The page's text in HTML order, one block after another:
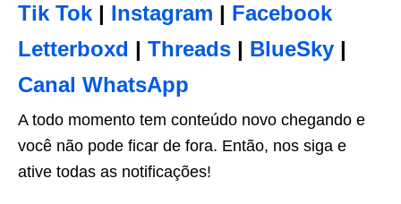
Tik Tok | Instagram | Facebook
Letterboxd | Threads | BlueSky |
Canal WhatsApp
A todo momento tem conteúdo novo chegando e
você não pode ficar de fora. Então, nos siga e
ative todas as notificações!